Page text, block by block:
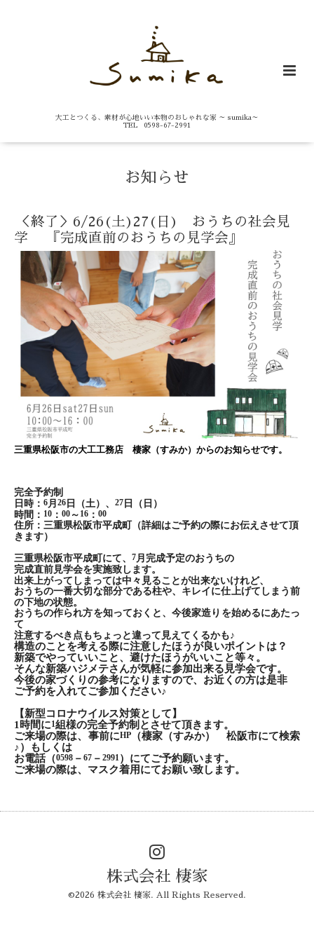
大工とつくる、素材が心地いい本物のおしゃれな家 ～ sumika～
TEL 0598-67-2991
お知らせ
＜終了＞6/26(土)27(日) おうちの社会見
学 『完成直前のおうちの見学会』
三重県松阪市の大工工務店 棲家（すみか）からのお知らせです。
完全予約制
日時： 6月 26 日（土）、 27 日（日）
時間： 10 ： 00 ～ 16 ： 00
住所：三重県松阪市平成町（詳細はご予約の際にお伝えさせて頂
きます）
三重県松阪市平成町にて、 7月完成予定のおうちの
完成直前見学会を実施致します。
出来上がってしまっては中々見ることが出来ないけれど、
おうちの一番大切な部分である柱や、 キレイに仕上げてしまう前
の下地の状態。
おうちの作られ方を知っておくと、今後家造りを始めるにあたっ
て
注意するべき点もちょっと違って見えてくるかも♪
構造のことを考える際に注意したほうが良いポイントは？
新築でやっていいこと、避けたほうがいいこと等々。
そんな新築ハジメテさんが気軽に参加出来る見学会です。
今後の家づくりの参考になりますので、お近くの方は是非
ご予約を入れてご参加ください♪
【新型コロナウイルス対策として】
1時間に1組様の完全予約制とさせて頂きます。
ご来場の際は、事前にHP（棲家（すみか） 松阪市にて検索
♪）もしくは
お電話（0598 － 67 － 2991）にてご予約願います。
ご来場の際は、マスク着用にてお願い致します。
株式会社 棲家
©2026 株式会社 棲家. All Rights Reserved.